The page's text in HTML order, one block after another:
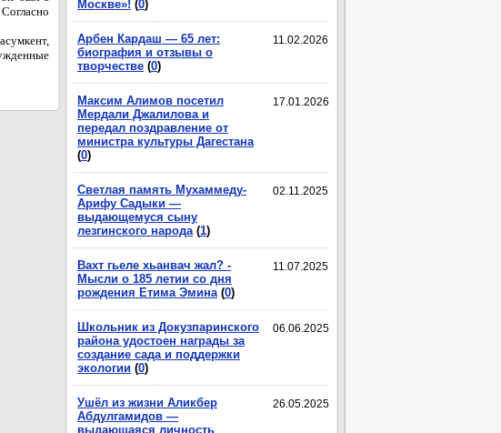
Москве»! (0)
11.02.2026
Арбен Кардаш — 65 лет:
биография и отзывы о
творчестве (0)
17.01.2026
Максим Алимов посетил
Мердали Джалилова и
передал поздравление от
министра культуры Дагестана
(0)
02.11.2025
Светлая память Мухаммеду-
Арифу Садыки —
выдающемуся сыну
лезгинского народа (1)
11.07.2025
Вахт гьеле хьанвач жал? -
Мысли о 185 летии со дня
рождения Етима Эмина (0)
06.06.2025
Школьник из Докузпаринского
района удостоен награды за
создание сада и поддержки
экологии (0)
26.05.2025
Ушёл из жизни Аликбер
Абдулгамидов —
выдающаяся личность